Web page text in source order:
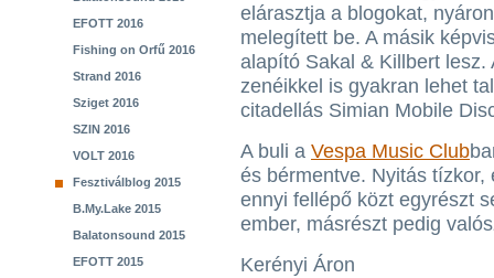
EFOTT 2016
Fishing on Orfű 2016
Strand 2016
Sziget 2016
SZIN 2016
VOLT 2016
Fesztiválblog 2015
B.My.Lake 2015
Balatonsound 2015
EFOTT 2015
elárasztja a blogokat,
melegített be. A másik
alapító Sakal & Killbert
zenéikkel is gyakran lehet
citadellás Simian Mobile
A buli a Vespa Music Club
és bérmentve. Nyitás
ennyi fellépő közt egyrészt
ember, másrészt pedig
Kerényi Áron